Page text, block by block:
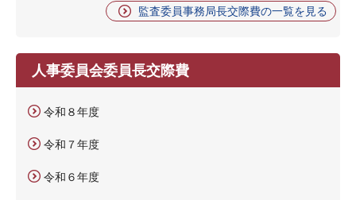
監査委員事務局長交際費の一覧を見る
人事委員会委員長交際費
令和８年度
令和７年度
令和６年度